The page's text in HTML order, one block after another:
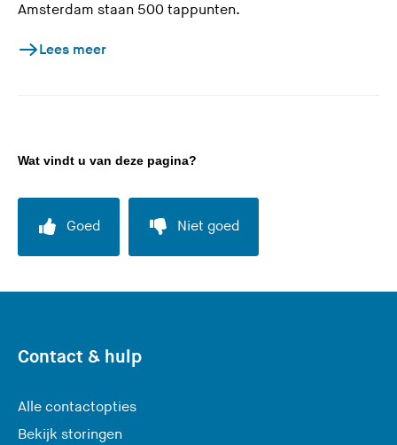
Amsterdam staan 500 tappunten.
Lees meer
Wat vindt u van deze pagina?
Goed Niet goed
Contact & hulp
Alle contactopties
Bekijk storingen